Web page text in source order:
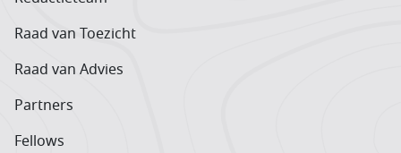
Raad van Toezicht
Raad van Advies
Partners
Fellows